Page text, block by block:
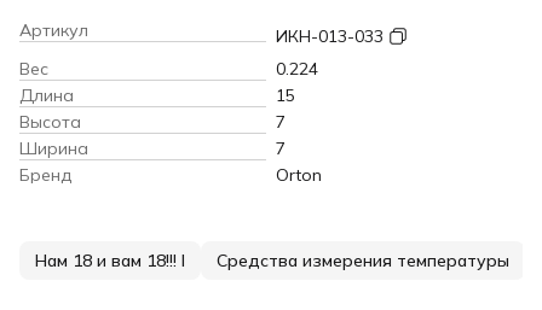
Артикул
ИКН-013-033
Вес
0.224
Длина
15
Высота
7
Ширина
7
Бренд
Orton
Нам 18 и вам 18!!! I Средства измерения температуры